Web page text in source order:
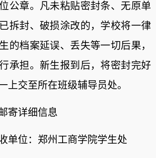
公章。凡未粘贴密封条、无原单
拆封、破损涂改的，学校将一律
的档案延误、丢失等一切后果，
承担。新生报到后，将密封完好
上交至所在班级辅导员处。
寄详细信息
单位：郑州工商学院学生处